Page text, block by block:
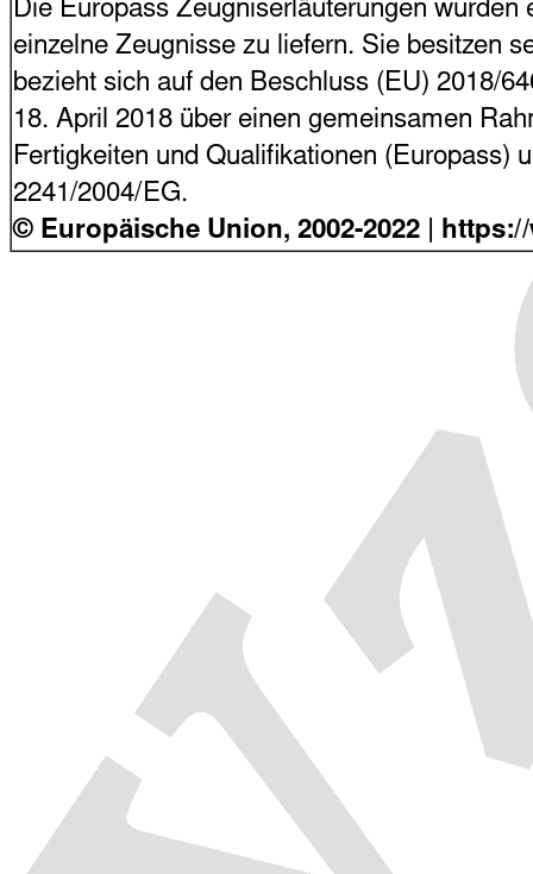
Die Europass Zeugniserläuterungen
einzelne Zeugnisse zu liefern. Sie besitzen
bezieht sich auf den Beschluss (EU) 2018/
18. April 2018 über einen gemeinsamen
Fertigkeiten und Qualifikationen (Europass)
2241/2004/EG.
© Europäische Union, 2002-2022 |